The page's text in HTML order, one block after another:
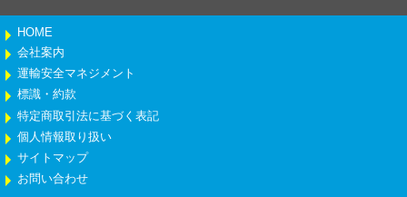
HOME
会社案内
運輸安全マネジメント
標識・約款
特定商取引法に基づく表記
個人情報取り扱い
サイトマップ
お問い合わせ